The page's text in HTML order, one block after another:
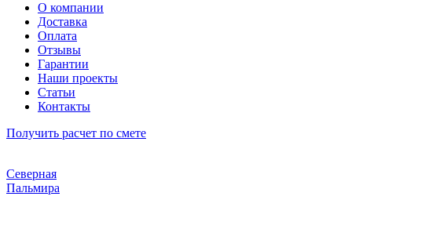
О компании
Доставка
Оплата
Отзывы
Гарантии
Наши проекты
Статьи
Контакты
Получить расчет по смете
Северная
Пальмира